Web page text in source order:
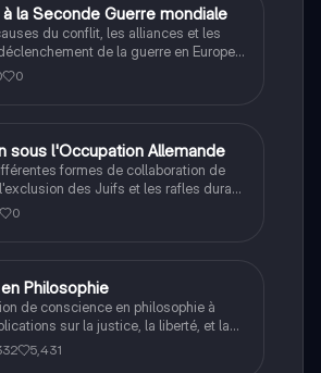
la Seconde Guerre mondiale
du conflit, les alliances et les
de la guerre en Europe
0
sous l'Occupation Allemande
formes de collaboration de
des Juifs et les rafles durant
mondiale.
0
Philosophie
de conscience en philosophie à
sur la justice, la liberté, et la
Cette fiche de révision aborde les
sur la conscience, le cogito, et
5,431